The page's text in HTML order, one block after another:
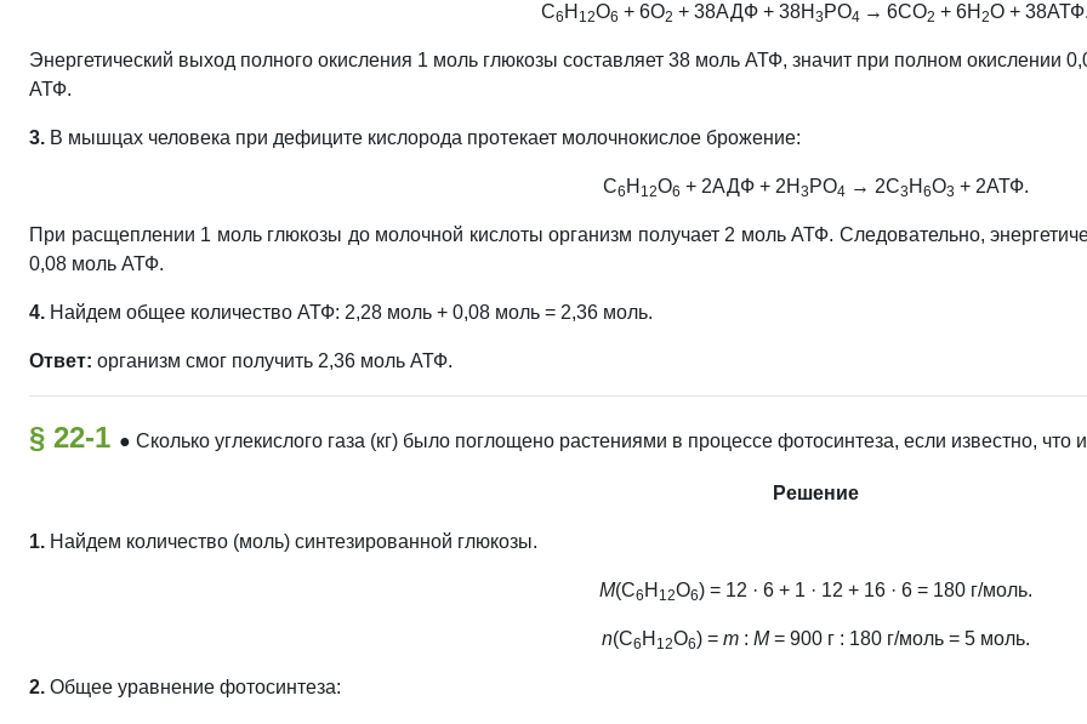
С6 Н 12О6 + 6О2 + 38АДФ + 38Н 3 РО4 → 6СО2 + 6Н 2О + 38АТФ.
Энергетический выход полного окисления 1 моль глюкозы составляет 38 моль АТФ, значит при полном окислении
АТФ.
3. В мышцах человека при дефиците кислорода протекает молочнокислое брожение:
С6 Н 12О6 + 2АДФ + 2Н 3 РО4 → 2С3 Н 6О3 + 2АТФ.
При расщеплении 1 моль глюкозы до молочной кислоты организм получает 2 моль АТФ. Следовательно,
0,08 моль АТФ.
4. Найдем общее количество АТФ: 2,28 моль + 0,08 моль = 2,36 моль.
Ответ: организм смог получить 2,36 моль АТФ.
§ 22-1 ● Сколько углекислого газа (кг) было поглощено растениями в процессе фотосинтеза, если известно,
Решение
1. Найдем количество (моль) синтезированной глюкозы.
М(С6 Н 12О6) = 12 · 6 + 1 · 12 + 16 · 6 = 180 г/моль.
n(С6 Н 12О6) = m : M= 900 г : 180 г/моль = 5 моль.
2. Общее уравнение фотосинтеза: